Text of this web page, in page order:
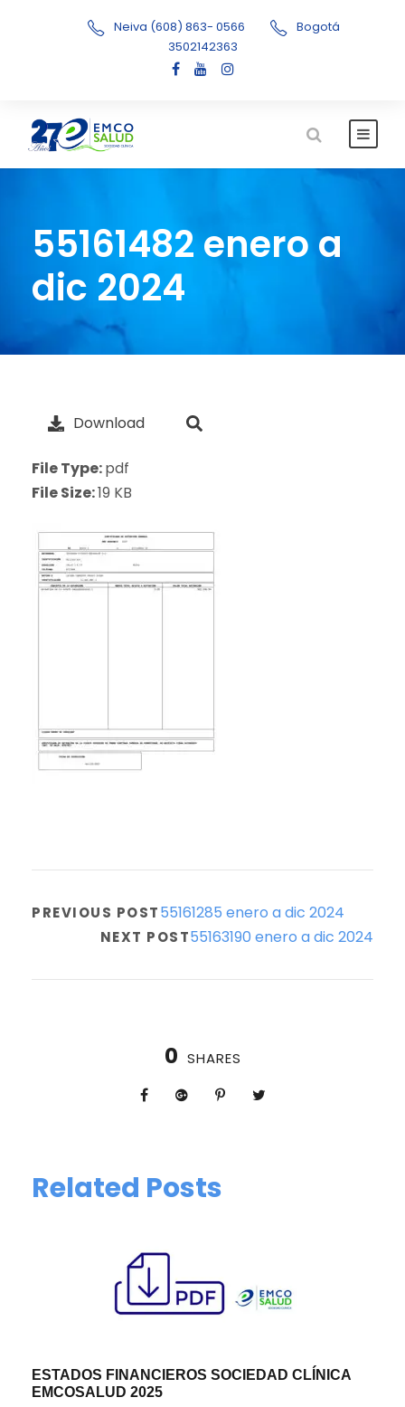
Neiva (608) 863- 0566
Bogotá
3502142363
55161482 enero a
dic 2024
Download
File Type:pdf
File Size:19 KB
PREVIOUS POST55161285 enero a dic 2024
NEXT POST55163190 enero a dic 2024
0 SHARES
Related Posts
ESTADOS FINANCIEROS SOCIEDAD CLÍNICA
EMCOSALUD 2025